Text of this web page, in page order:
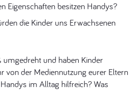
Eigenschaften besitzen Handys?
die Kinder uns Erwachsenen
umgedreht und haben Kinder
von der Mediennutzung eurer Eltern
im Alltag hilfreich? Was